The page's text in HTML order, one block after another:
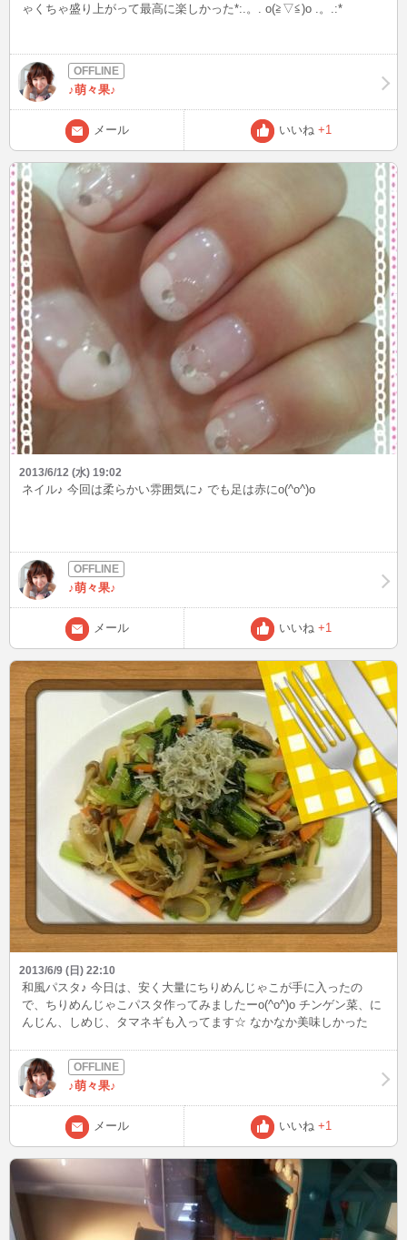
ゃくちゃ盛り上がって最高に楽しかった*:.。. o(≧▽≦)o .。.:*
♪萌々果♪
メール いいね +1
2013/6/12 (水) 19:02
ネイル♪ 今回は柔らかい雰囲気に♪ でも足は赤にo(^o^)o
♪萌々果♪
メール いいね +1
2013/6/9 (日) 22:10
和風パスタ♪ 今日は、安く大量にちりめんじゃこが手に入ったの
で、ちりめんじゃこパスタ作ってみましたーo(^o^)o チンゲン菜、に
んじん、しめじ、タマネギも入ってます☆ なかなか美味しかった
♪萌々果♪
メール いいね +1